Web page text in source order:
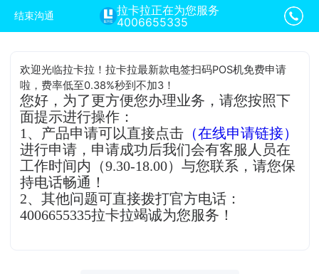
结束沟通
拉卡拉正在为您服务
4006655335
欢迎光临拉卡拉！拉卡拉最新款电签扫码POS机免费申请
啦，费率低至0.38%秒到不加3！
您好，为了更方便您办理业务，请您按照下
面提示进行操作：
1、产品申请可以直接点击 （在线申请链接）
进行申请，申请成功后我们会有客服人员在
工作时间内（9.30-18.00）与您联系，请您保
持电话畅通！
2、其他问题可直接拨打官方电话：
4006655335拉卡拉竭诚为您服务！